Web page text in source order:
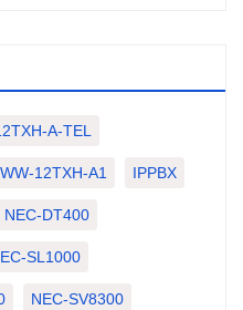
A-TEL
12TXH-A1 IPPBX
NEC-DT400
SL1000
NEC-SV8300